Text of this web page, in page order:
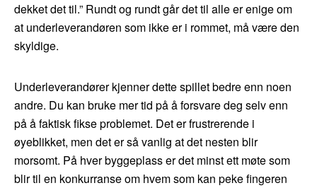
dekket det til.” Rundt og rundt går det til alle er enige om
at underleverandøren som ikke er i rommet, må være den
skyldige.
Underleverandører kjenner dette spillet bedre enn noen
andre. Du kan bruke mer tid på å forsvare deg selv enn
på å faktisk fikse problemet. Det er frustrerende i
øyeblikket, men det er så vanlig at det nesten blir
morsomt. På hver byggeplass er det minst ett møte som
blir til en konkurranse om hvem som kan peke fingeren